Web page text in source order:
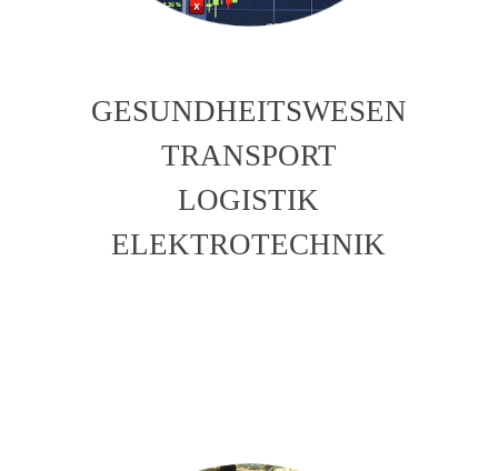
GESUNDHEITSWESEN
TRANSPORT
LOGISTIK
ELEKTROTECHNIK